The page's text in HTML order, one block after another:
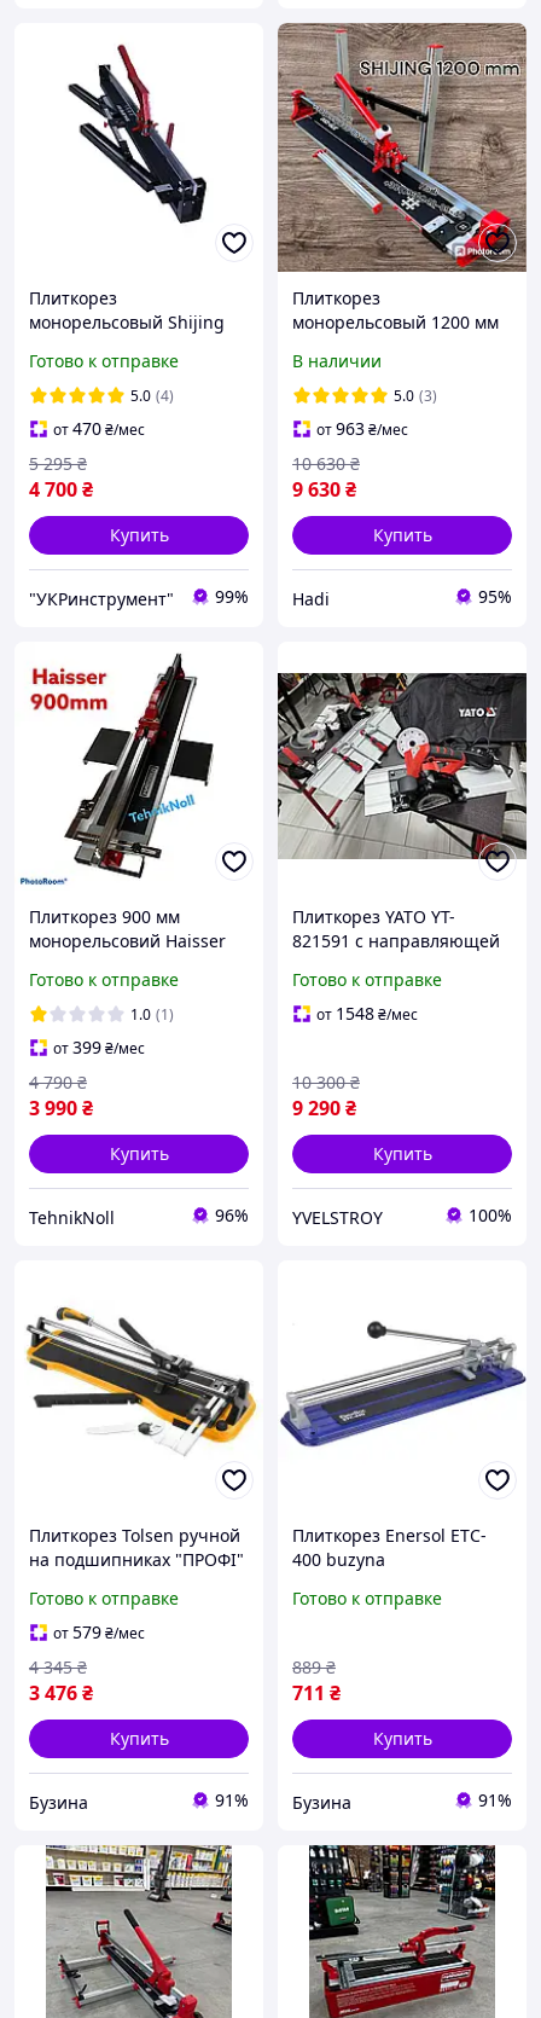
Плиткорез
монорельсовый Shijing
Готово к отправке
5.0 (4)
от470₴/мес
4 700₴
5 295 ₴
Купить
"УКРинструмент" 99%
Плиткорез
монорельсовый 1200 мм
плиткорез
профессиональный на
подшипниках
В наличии
5.0 (3)
от963₴/мес
9 630₴
10 630 ₴
Купить
Hadi 95%
Плиткорез 900 мм
монорельсовий Haisser
ручной на подшипниках
Готово к отправке
1.0 (1)
от399₴/мес
3 990₴
4 790 ₴
Купить
TehnikNoll 96%
Плиткорез YATO YT-
821591 с направляющей
Готово к отправке
от 1548₴/мес
9 290₴
10 300 ₴
Купить
YVELSTROY 100%
Плиткорез Tolsen ручной
на подшипниках "ПРОФІ"
Готово к отправке
от579₴/мес
3 476₴
4 345 ₴
Купить
Бузина 91%
Плиткорез Enersol ETC-
400 buzyna
Готово к отправке
711 ₴
889 ₴
Купить
Бузина 91%